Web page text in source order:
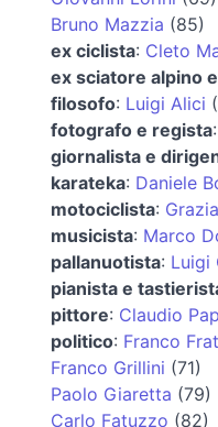
Bruno Mazzia (85)
ex ciclista: Cleto
ex sciatore alpino
filosofo: Luigi Alici
fotografo e regista:
giornalista e
karateka: Daniele
motociclista:
musicista: Marco
pallanuotista: Luigi
pianista e
pittore: Claudio
politico: Franco
Franco Grillini (71)
Paolo Giaretta (79)
Carlo Fatuzzo (82)